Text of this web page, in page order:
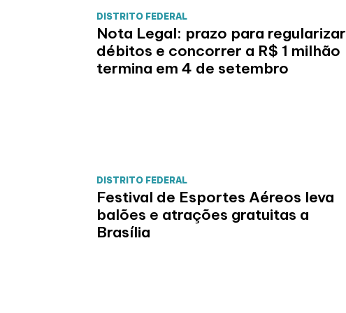
DISTRITO FEDERAL
Nota Legal: prazo para regularizar
débitos e concorrer a R$ 1 milhão
termina em 4 de setembro
DISTRITO FEDERAL
Festival de Esportes Aéreos leva
balões e atrações gratuitas a
Brasília